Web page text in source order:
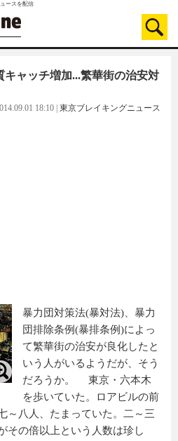
ースを配信
ャッチ増加...繁華街の治安対
18:10 東京ブレイキングニュース
暴力団対策法(暴対法)、暴力
団排除条例(暴排条例)によっ
て繁華街の治安が良化したと
いう人がいるようだが、そう
だろうか。 東京・六本木
を歩いていた。ロアビルの前
～八人、たまっていた。二～三
その倍以上という人数は珍し